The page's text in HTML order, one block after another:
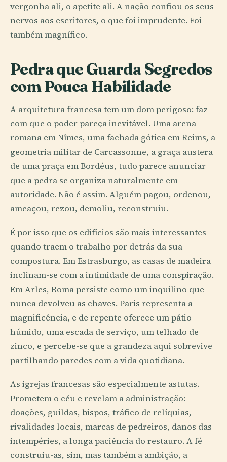
vergonha ali, o apetite ali. A nação confiou os seus
nervos aos escritores, o que foi imprudente. Foi
também magnífico.
Pedra que Guarda Segredos
com Pouca Habilidade
A arquitetura francesa tem um dom perigoso: faz
com que o poder pareça inevitável. Uma arena
romana em Nîmes, uma fachada gótica em Reims, a
geometria militar de Carcassonne, a graça austera
de uma praça em Bordéus, tudo parece anunciar
que a pedra se organiza naturalmente em
autoridade. Não é assim. Alguém pagou, ordenou,
ameaçou, rezou, demoliu, reconstruiu.
É por isso que os edifícios são mais interessantes
quando traem o trabalho por detrás da sua
compostura. Em Estrasburgo, as casas de madeira
inclinam-se com a intimidade de uma conspiração.
Em Arles, Roma persiste como um inquilino que
nunca devolveu as chaves. Paris representa a
magnificência, e de repente oferece um pátio
húmido, uma escada de serviço, um telhado de
zinco, e percebe-se que a grandeza aqui sobrevive
partilhando paredes com a vida quotidiana.
As igrejas francesas são especialmente astutas.
Prometem o céu e revelam a administração:
doações, guildas, bispos, tráfico de relíquias,
rivalidades locais, marcas de pedreiros, danos das
intempéries, a longa paciência do restauro. A fé
construiu-as, sim, mas também a ambição, a